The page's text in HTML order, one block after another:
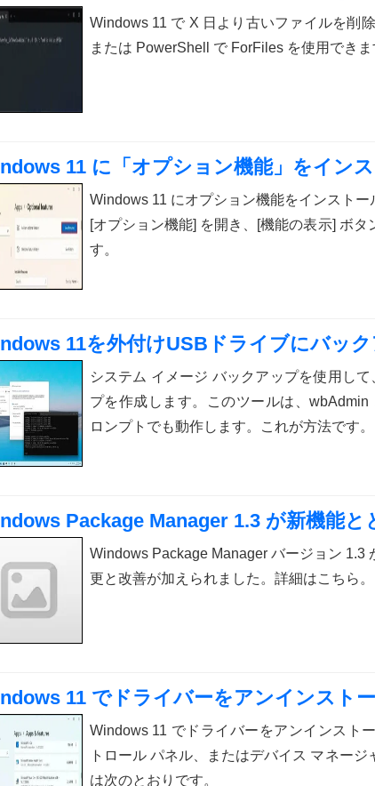
Windows 11 で X 日より古いファイルを削
または PowerShell で ForFiles を使用できま
11 に「オプション機能」をイン
Windows 11 にオプション機能をインスト
[オプション機能] を開き、[機能の表示] ボタ
す。
11を外付けUSBドライブにバッ
システム イメージ バックアップを使用し
プを作成します。このツールは、
ロンプトでも動作します。これが方法です。
Package Manager 1.3 が新機能と
Windows Package Manager バージョン 1.3
更と改善が加えられました。詳細はこちら。
11 でドライバーをアンインスト
Windows 11 でドライバーをアンインスト
トロール パネル、またはデバイス マネー
は次のとおりです。